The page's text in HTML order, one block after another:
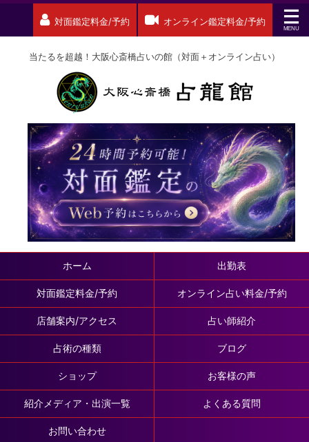
対面鑑定料金/予約 オンライン鑑定料金/予約
当たるを超越！大阪心斎橋占いの館（対面＋オンライン占い）
ホーム 出勤表
対面鑑定料金/予約 オンライン占い料金/予約
店舗案内/アクセス 占い師紹介
占術の種類 ブログ
ショップ お客様の声
紹介メディア・出演一覧 よくある質問
お問い合わせ